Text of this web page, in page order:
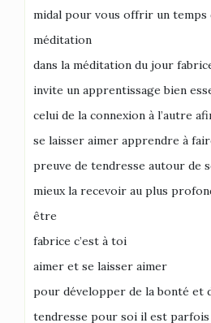
midal pour vous offrir un temps
méditation
dans la méditation du jour
invite un apprentissage bien
celui de la connexion à l’autre
se laisser aimer apprendre à
preuve de tendresse autour de
mieux la recevoir au plus
être
fabrice c’est à toi
aimer et se laisser aimer
pour développer de la bonté et
tendresse pour soi il est parfois